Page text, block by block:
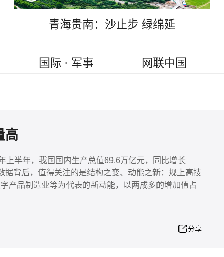
青海贵南：沙止步 绿绵延
国际 · 军事 网联中国
高
半年，我国国内生产总值69.6万亿元，同比增长
背后，值得关注的是结构之变、动能之新：规上高技
产品制造业等为代表的新动能，以两成多的增加值占
分享